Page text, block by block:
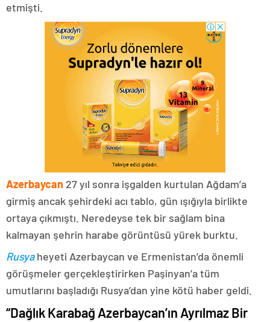
etmişti.
Azerbaycan 27 yıl sonra işgalden kurtulan Ağdam’a
girmiş ancak şehirdeki acı tablo, gün ışığıyla birlikte
ortaya çıkmıştı. Neredeyse tek bir sağlam bina
kalmayan şehrin harabe görüntüsü yürek burktu.
Rusyaheyeti Azerbaycan ve Ermenistan’da önemli
görüşmeler gerçekleştirirken Paşinyan’a tüm
umutlarını başladığı Rusya’dan yine kötü haber geldi.
“Dağlık Karabağ Azerbaycan’ın Ayrılmaz Bir